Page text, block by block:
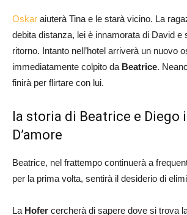
Oskar aiuterà Tina e le starà vicino. La
debita distanza, lei è innamorata di David e
ritorno. Intanto nell’hotel arriverà un nuovo
immediatamente colpito da Beatrice.
finirà per flirtare con lui.
la storia di Beatrice e Diego
D’amore
Beatrice, nel frattempo continuerà a
per la prima volta, sentirà il desiderio di
La Hofer cercherà di sapere dove si trova